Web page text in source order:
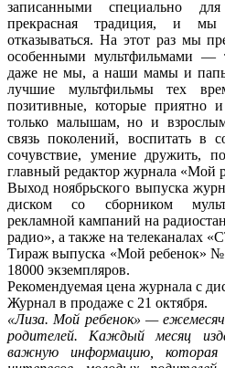
записанными специально
прекрасная традиция, и
отказываться. На этот раз мы
особенными мультфильмами —
даже не мы, а наши мамы и
лучшие мультфильмы тех
позитивные, которые приятно
только малышам, но и
связь поколений, воспитать в
сочувствие, умение дружить,
главный редактор журнала «Мой
Выход ноябрьского выпуска
диском со сборником
рекламной кампаний на
радио», а также на телеканалах
Тираж выпуска «Мой ребенок»
18000 экземпляров.
Рекомендуемая цена журнала с
Журнал в продаже с 21 октября.
«Лиза. Мой ребенок» —
родителей. Каждый месяц
важную информацию, которая